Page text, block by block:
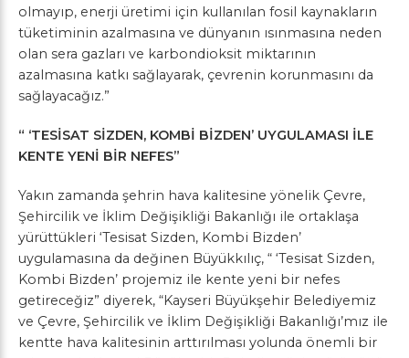
olmayıp, enerji üretimi için kullanılan fosil kaynakların
tüketiminin azalmasına ve dünyanın ısınmasına neden
olan sera gazları ve karbondioksit miktarının
azalmasına katkı sağlayarak, çevrenin korunmasını da
sağlayacağız.”
“ ‘TESİSAT SİZDEN, KOMBİ BİZDEN’ UYGULAMASI İLE
KENTE YENİ BİR NEFES”
Yakın zamanda şehrin hava kalitesine yönelik Çevre,
Şehircilik ve İklim Değişikliği Bakanlığı ile ortaklaşa
yürüttükleri ‘Tesisat Sizden, Kombi Bizden’
uygulamasına da değinen Büyükkılıç, “ ‘Tesisat Sizden,
Kombi Bizden’ projemiz ile kente yeni bir nefes
getireceğiz” diyerek, “Kayseri Büyükşehir Belediyemiz
ve Çevre, Şehircilik ve İklim Değişikliği Bakanlığı’mız ile
kentte hava kalitesinin arttırılması yolunda önemli bir